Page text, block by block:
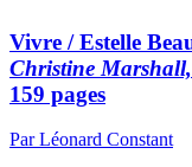
Vivre / Estelle
Christine Marshall,
159 pages
Par Léonard Constant